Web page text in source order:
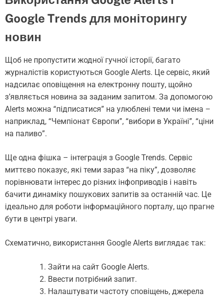
Google Trends для моніторингу
новин
Щоб не пропустити жодної гучної історії, багато
журналістів користуються Google Alerts. Це сервіс, який
надсилає оповіщення на електронну пошту, щойно
з’являється новина за заданим запитом. За допомогою
Alerts можна “підписатися” на улюблені теми чи імена –
наприклад, “Чемпіонат Європи”, “вибори в Україні”, “ціни
на паливо”.
Ще одна фішка – інтеграція з Google Trends. Сервіс
миттєво показує, які теми зараз “на піку”, дозволяє
порівнювати інтерес до різних інфоприводів і навіть
бачити динаміку пошукових запитів за останній час. Це
ідеально для роботи інформаційного порталу, що прагне
бути в центрі уваги.
Схематично, використання Google Alerts виглядає так:
Зайти на сайт Google Alerts.
Ввести потрібний запит.
Налаштувати частоту сповіщень, джерела